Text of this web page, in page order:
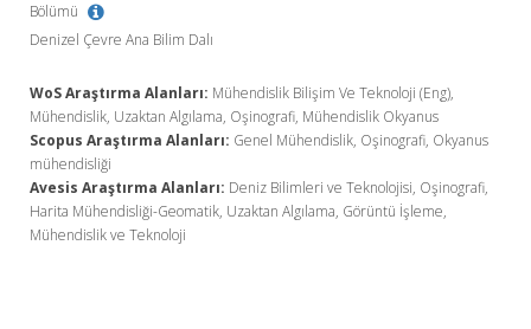
Bölümü
Denizel Çevre Ana Bilim Dalı
WoS Araştırma Alanları: Mühendislik Bilişim Ve Teknoloji (Eng),
Mühendislik, Uzaktan Algılama, Oşinografi, Mühendislik Okyanus
Scopus Araştırma Alanları: Genel Mühendislik, Oşinografi, Okyanus
mühendisliği
Avesis Araştırma Alanları: Deniz Bilimleri ve Teknolojisi, Oşinografi,
Harita Mühendisliği-Geomatik, Uzaktan Algılama, Görüntü İşleme,
Mühendislik ve Teknoloji